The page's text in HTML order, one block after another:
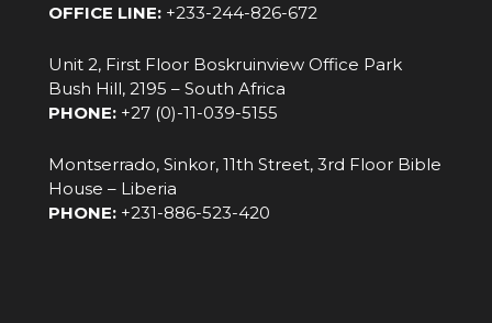
OFFICE LINE: +233-244-826-672‬
Unit 2, First Floor Boskruinview Office Park
Bush Hill, 2195 – South Africa
PHONE: +27 (0)-11-039-5155
Montserrado, Sinkor, 11th Street, 3rd Floor Bible
House – Liberia
PHONE: ‪+231-886-523-420‬